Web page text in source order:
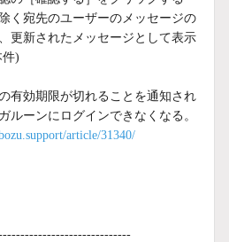
く宛先のユーザーのメッセージの
更新されたメッセージとして表示
件)
有効期限が切れることを通知され
ルーンにログインできなくなる。
article/31340/